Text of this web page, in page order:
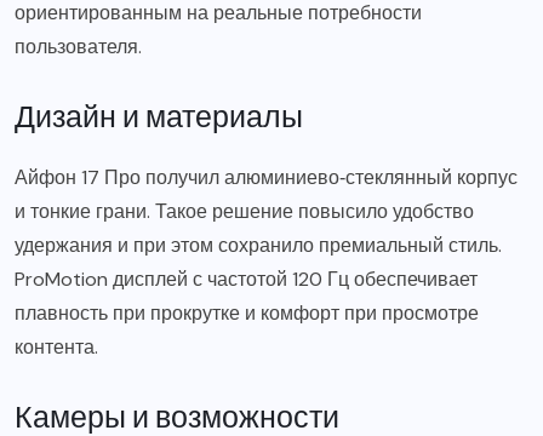
ориентированным на реальные потребности
пользователя.
Дизайн и материалы
Айфон 17 Про получил алюминиево‑стеклянный корпус
и тонкие грани. Такое решение повысило удобство
удержания и при этом сохранило премиальный стиль.
ProMotion дисплей с частотой 120 Гц обеспечивает
плавность при прокрутке и комфорт при просмотре
контента.
Камеры и возможности